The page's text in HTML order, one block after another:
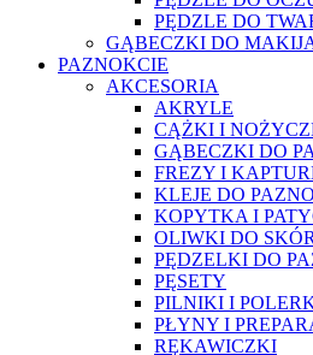
PĘDZLE DO
GĄBECZKI DO
PAZNOKCIE
AKCESORIA
AKRYLE
CĄŻKI I
GĄBECZKI DO
FREZY I
KLEJE DO
KOPYTKA I
OLIWKI DO
PĘDZELKI DO
PĘSETY
PILNIKI I
PŁYNY I
RĘKAWICZKI